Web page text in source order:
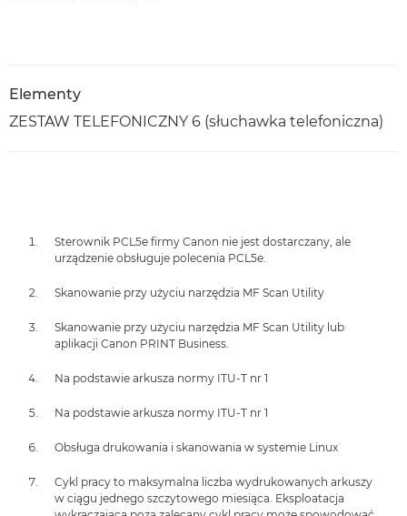
Elementy
ZESTAW TELEFONICZNY 6 (słuchawka telefoniczna)
Sterownik PCL5e firmy Canon nie jest dostarczany, ale
urządzenie obsługuje polecenia PCL5e.
Skanowanie przy użyciu narzędzia MF Scan Utility
Skanowanie przy użyciu narzędzia MF Scan Utility lub
aplikacji Canon PRINT Business.
Na podstawie arkusza normy ITU-T nr 1
Na podstawie arkusza normy ITU-T nr 1
Obsługa drukowania i skanowania w systemie Linux
Cykl pracy to maksymalna liczba wydrukowanych arkuszy
w ciągu jednego szczytowego miesiąca. Eksploatacja